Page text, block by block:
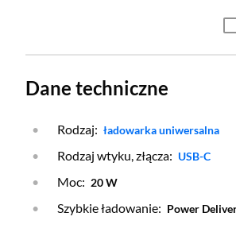
Dane techniczne
Rodzaj: Otwórz warstwę
ładowarka uniwersalna
Rodzaj wtyku, złącza: Otwórz
USB-C
Moc: 20 W
Szybkie ładowanie: Power